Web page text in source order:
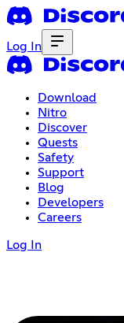
Log In
Download
Nitro
Discover
Quests
Safety
Support
Blog
Developers
Careers
Log In